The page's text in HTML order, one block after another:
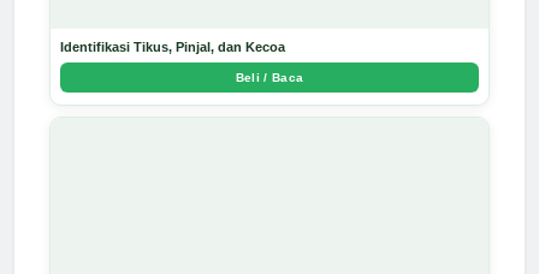
Identifikasi Tikus, Pinjal, dan Kecoa
Beli / Baca